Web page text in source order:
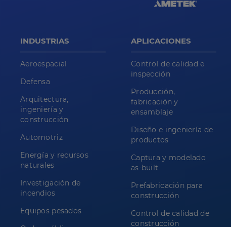
INDUSTRIAS
Aeroespacial
Defensa
Arquitectura,
ingeniería y
construcción
Automotriz
Energía y recursos
naturales
Investigación de
incendios
Equipos pesados
APLICACIONES
Control de calidad e
inspección
Producción,
fabricación y
ensamblaje
Diseño e ingeniería de
productos
Captura y modelado
as-built
Prefabricación para
construcción
Control de calidad de
construcción